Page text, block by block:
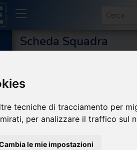
tecniche di tracciamento per
per analizzare il traffico
le mie impostazioni
Scheda Squadra
Livescore Squadre Basket
Dettagli